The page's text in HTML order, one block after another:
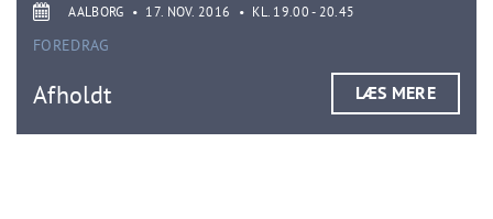
AALBORG • 17. NOV. 2016 • KL. 19.00 - 20.45
FOREDRAG
Afholdt LÆS MERE